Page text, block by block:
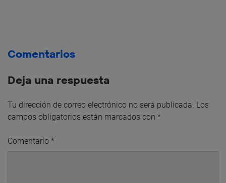
Comentarios
Deja una respuesta
Tu dirección de correo electrónico no será publicada. Los
campos obligatorios están marcados con *
Comentario *